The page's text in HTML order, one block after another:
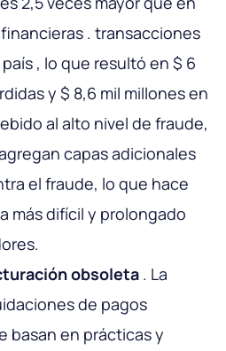
. transacciones
, lo que resultó en $ 6
y $ 8,6 mil millones en
al alto nivel de fraude,
capas adicionales
el fraude, lo que hace
más difícil y prolongado
obsoleta . La
de pagos
basan en prácticas y